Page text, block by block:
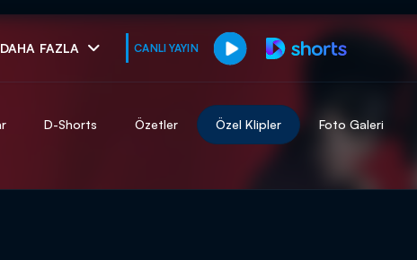
DAHA FAZLA CANLI YAYIN
muhteşem ikili
D-Shorts Özetler Özel Klipler Foto Galeri